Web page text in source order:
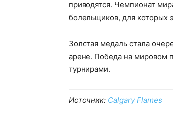
приводятся. Чемпионат
болельщиков, для которых
Золотая медаль стала
арене. Победа на мировом
турнирами.
Источник: Calgary Flames